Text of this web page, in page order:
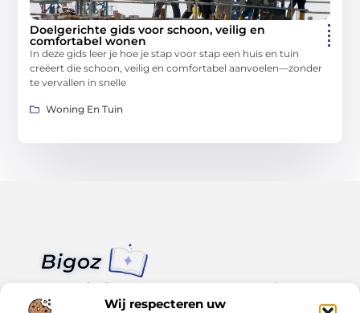
Wij respecteren uw
Doelgerichte gids voor schoon, veilig en
comfortabel wonen
In deze gids leer je hoe je stap voor stap een huis en tuin
creëert die schoon, veilig en comfortabel aanvoelen—zonder
te vervallen in snelle
Woning En Tuin
Van klein nieuws tot grote trends – alles op Bigoz.nl.
Lees inspirerende blogs en artikelen over het dagelijks leven,